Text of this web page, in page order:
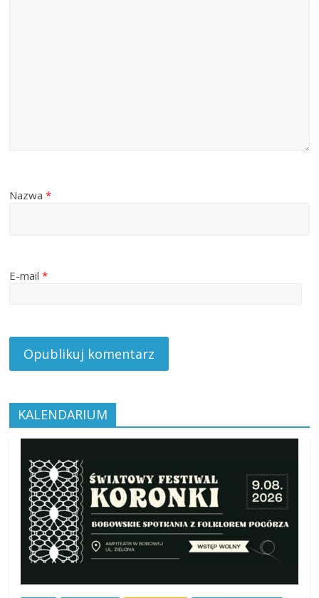
Nazwa*
E-mail*
KALENDARIUM